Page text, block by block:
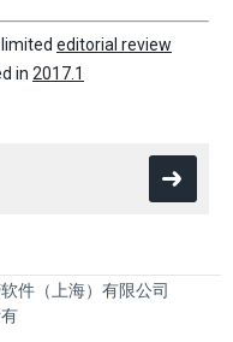
editorial review
in 2017.1
件（上海）有限公司